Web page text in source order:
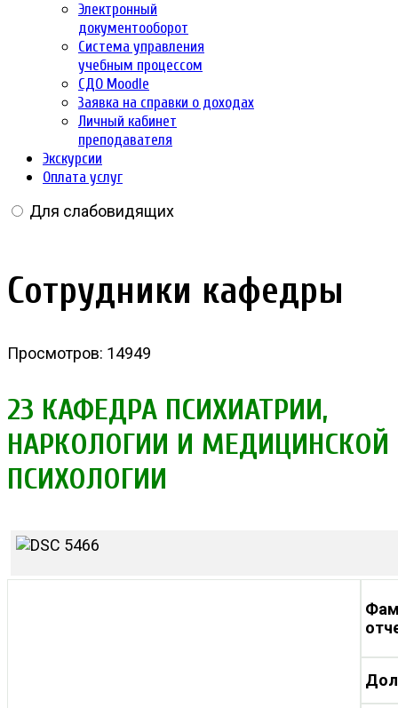
Электронный
документооборот
Система управления
учебным процессом
СДО Moodle
Заявка на справки о доходах
Личный кабинет
преподавателя
Экскурсии
Оплата услуг
Для слабовидящих
Сотрудники кафедры
Просмотров: 14949
23 КАФЕДРА ПСИХИАТРИИ,
НАРКОЛОГИИ И МЕДИЦИНСКОЙ
ПСИХОЛОГИИ